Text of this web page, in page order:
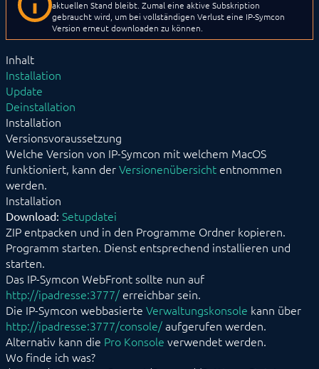
BEFEHLSREFERENZ
ENTWICKLERBEREICH
aktuellen Stand bleibt. Zumal eine aktive Subskription
gebraucht wird, um bei vollständigen Verlust eine IP-Symcon
Version erneut downloaden zu können.
Inhalt
Installation
Update
Deinstallation
Installation
Versionsvoraussetzung
Welche Version von IP-Symcon mit welchem MacOS
funktioniert, kann derVersionenübersicht entnommen
werden.
Installation
Download: Setupdatei
ZIP entpacken und in den Programme Ordner kopieren.
Programm starten. Dienst entsprechend installieren und
starten.
Das IP-Symcon WebFront sollte nun auf
http://ipadresse:3777/ erreichbar sein.
Die IP-Symcon webbasierte Verwaltungskonsole kann über
http://ipadresse:3777/console/aufgerufen werden.
Alternativ kann die Pro Konsole verwendet werden.
Wo finde ich was?